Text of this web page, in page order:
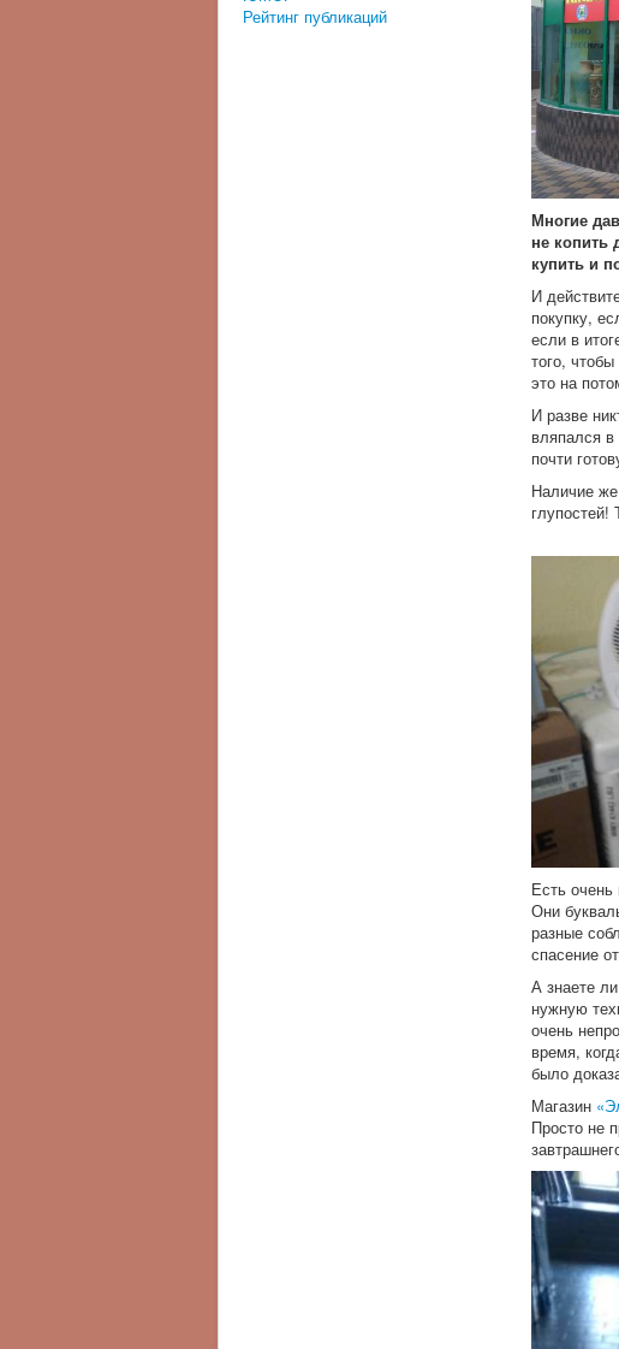
Рейтинг публикаций
Многие
не копить
купить и
И
покупку,
если в
того,
это на
И разве
вляпался
почти
Наличие
глупостей!
Есть
Они
разные
спасение
А знаете
нужную
очень
время,
было
Магазин
Просто не